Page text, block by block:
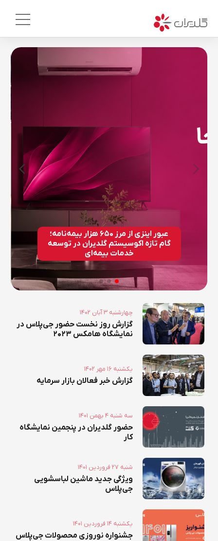
عبور اینزی از مرز ۶۵۰ هزار بیمه‌نامه؛
گام تازه اکوسیستم گلدیران در توسعه
خدمات بیمه‌ای
۱۴۰۲ چهارشنبه ۳ آبان
گزارش روز نخست حضور جی‌پلاس در
نمایشگاه هامکس ۲۰۲۳
۱۴۰۲ يکشنبه ۱۶ مهر
گزارش خبر فعالان بازار سرمایه
۱۴۰۱ سه شنبه ۴ بهمن
حضور گلدیران در پنجمین نمایشگاه
کار
۱۴۰۱ شنبه ۲۷ فروردين
ویژگی جدید ماشین لباسشویی
جی‌پلاس
۱۴۰۱ يکشنبه ۱۴ فروردين
جشنواره نوروزی محصولات جی‌پلاس